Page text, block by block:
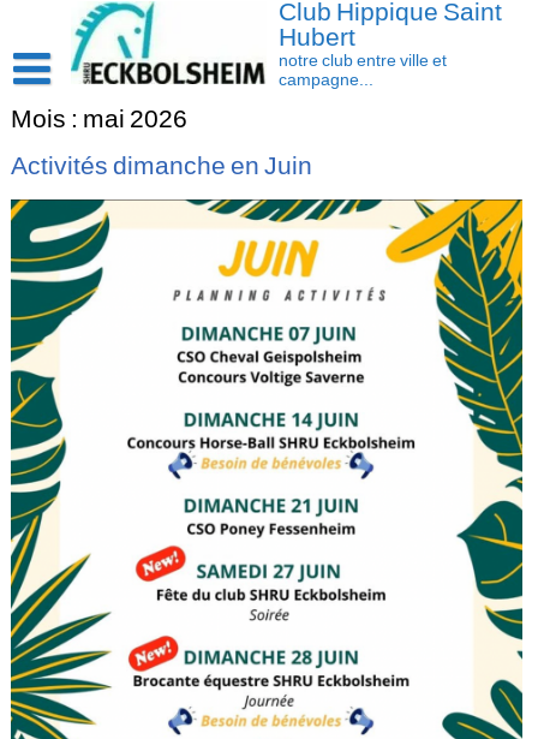
Club Hippique Saint
Hubert
notre club entre ville et
campagne...
Accueil
Saison 2026-2027
Les actus
Cavasoft client
Présentation
L’équipe
Les installations
La cavalerie : Les chevaux et les poneys
Activités
Disciplines
Compétition
Contact/accès
Mois : mai 2026
Activités dimanche en Juin